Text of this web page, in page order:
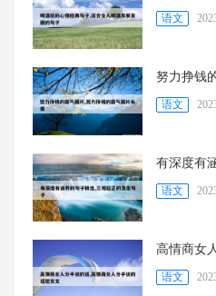
语文
努力挣钱
语文
有深度有
语文
高情商女
语文